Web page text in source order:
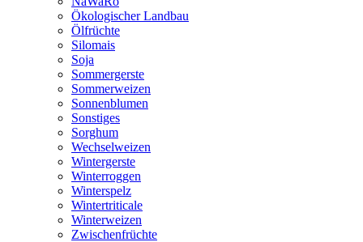
Ökologischer Landbau
Ölfrüchte
Silomais
Soja
Sommergerste
Sommerweizen
Sonnenblumen
Sonstiges
Sorghum
Wechselweizen
Wintergerste
Winterroggen
Winterspelz
Wintertriticale
Winterweizen
Zwischenfrüchte